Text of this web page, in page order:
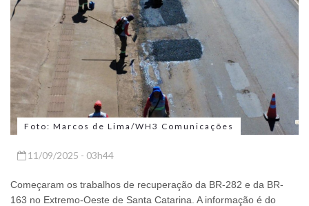
Foto: Marcos de Lima/WH3 Comunicações
11/09/2025 - 03h44
Começaram os trabalhos de recuperação da BR-282 e da BR-
163 no Extremo-Oeste de Santa Catarina. A informação é do